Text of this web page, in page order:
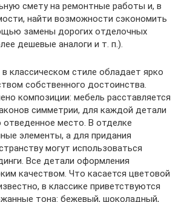
смету на ремонтные работы и, в
найти возможности сэкономить
замены дорогих отделочных
дешевые аналоги и т. п.).
классическом стиле обладает ярко
собственного достоинства.
композиции: мебель расставляется
симметрии, для каждой детали
отведенное место. В отделке
элементы, а для придания
могут использоваться
Все детали оформления
качеством. Что касается цветовой
в классике приветствуются
тона: бежевый, шоколадный,